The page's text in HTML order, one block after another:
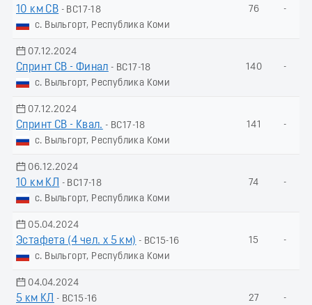
10 км СВ - ВС17-18
с. Выльгорт, Республика Коми
76 -
07.12.2024
Спринт СВ - Финал - ВС17-18
с. Выльгорт, Республика Коми
140 -
07.12.2024
Спринт СВ - Квал. - ВС17-18
с. Выльгорт, Республика Коми
141 -
06.12.2024
10 км КЛ
- ВС17-18
с. Выльгорт, Республика Коми
74 -
05.04.2024
Эстафета (4 чел. х 5 км) - ВС15-16
с. Выльгорт, Республика Коми
15 -
04.04.2024
5 км КЛ
- ВС15-16
27 -